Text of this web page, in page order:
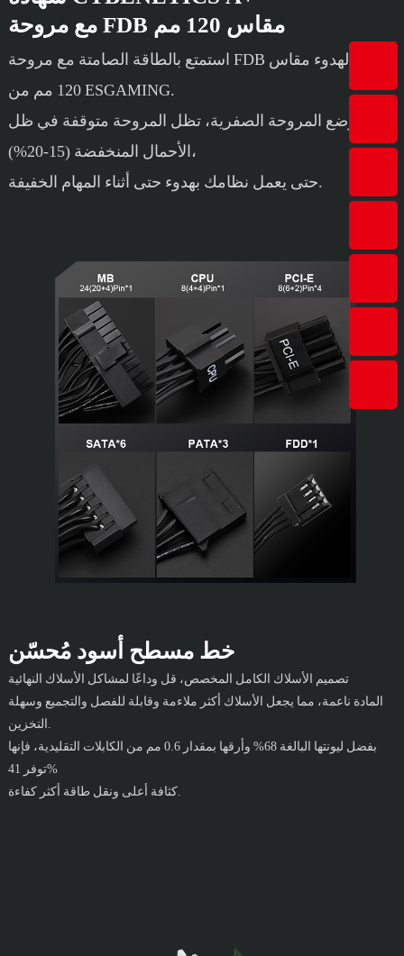
مع مروحة FDB مقاس 120 مم
استمتع بالطاقة الصامتة مع مروحة FDB فائقة الهدوء مقاس
120 مم من ESGAMING.
مع وضع المروحة الصفرية، تظل المروحة متوقفة في ظل
الأحمال المنخفضة (15-20%)،
حتى يعمل نظامك بهدوء حتى أثناء المهام الخفيفة.
خط مسطح أسود مُحسّن
تصميم الأسلاك الكامل المخصص، قل وداعًا لمشاكل الأسلاك النهائية
المادة ناعمة، مما يجعل الأسلاك أكثر ملاءمة وقابلة للفصل والتجميع وسهلة
التخزين.
بفضل ليونتها البالغة 68% وأرقها بمقدار 0.6 مم من الكابلات التقليدية، فإنها
توفر 41%
كثافة أعلى ونقل طاقة أكثر كفاءة.